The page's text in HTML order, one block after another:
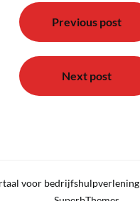
Previous post
Next post
voor bedrijfshulpverlening